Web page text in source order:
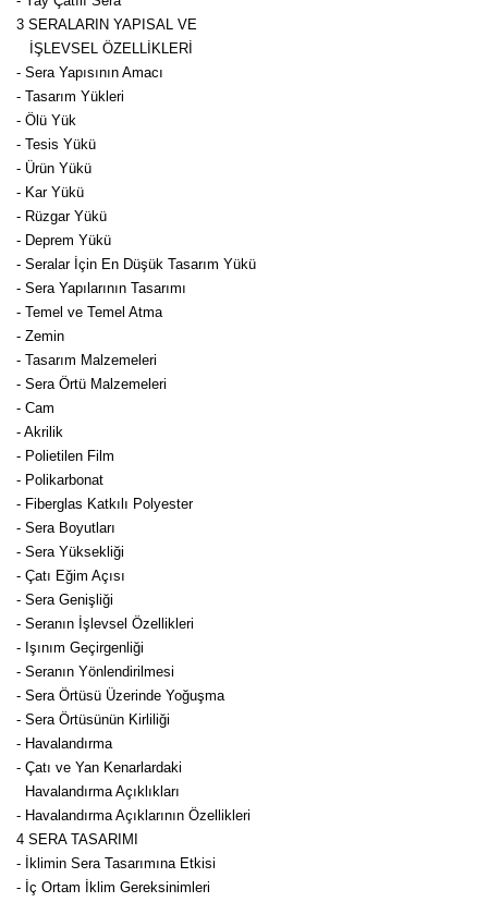
3 SERALARIN YAPISAL VE
İŞLEVSEL ÖZELLİKLERİ
- Sera Yapısının Amacı
- Tasarım Yükleri
- Ölü Yük
- Tesis Yükü
- Ürün Yükü
- Kar Yükü
- Rüzgar Yükü
- Deprem Yükü
- Seralar İçin En Düşük Tasarım Yükü
- Sera Yapılarının Tasarımı
- Temel ve Temel Atma
- Zemin
- Tasarım Malzemeleri
- Sera Örtü Malzemeleri
- Cam
- Akrilik
- Polietilen Film
- Polikarbonat
- Fiberglas Katkılı Polyester
- Sera Boyutları
- Sera Yüksekliği
- Çatı Eğim Açısı
- Sera Genişliği
- Seranın İşlevsel Özellikleri
- Işınım Geçirgenliği
- Seranın Yönlendirilmesi
- Sera Örtüsü Üzerinde Yoğuşma
- Sera Örtüsünün Kirliliği
- Havalandırma
- Çatı ve Yan Kenarlardaki
Havalandırma Açıklıkları
- Havalandırma Açıklarının Özellikleri
4 SERA TASARIMI
- İklimin Sera Tasarımına Etkisi
- İç Ortam İklim Gereksinimleri
Murt Fidanı
Muşmula Fidanı
Muz Fidanı
Nadir Çeşit Meyveler
Nar Fidanı
Narenciye Fidanları
Nektarin Fidanı
Papaya Fidanı
Pepino Fidanı
Pitaya Fidanı
Şeftali Fidanı
Trabzon Hurması Fidanı
Üzüm Fidanı
Vişne Fidanı
Yaban Mersini Fidanı
Zeytin Fidanı